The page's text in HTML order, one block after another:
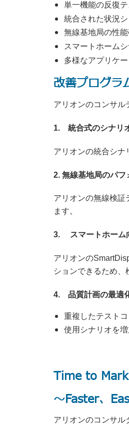
単一機能の反復
統合された状況
無線基地局の性
スマートホーム
多様なアプリケ
改善プログラ
アリオンのコンサル
1. 統合式のシナリ
アリオンの統合シナ
2. 無線基地局のパ
アリオンの無線検証
ます。
3. スマートホーム
アリオンの
ションできるため、
4. 品質計画の最適
重複したテスト
使用シナリオを
Time to
～Faster、
アリオンのコンサル